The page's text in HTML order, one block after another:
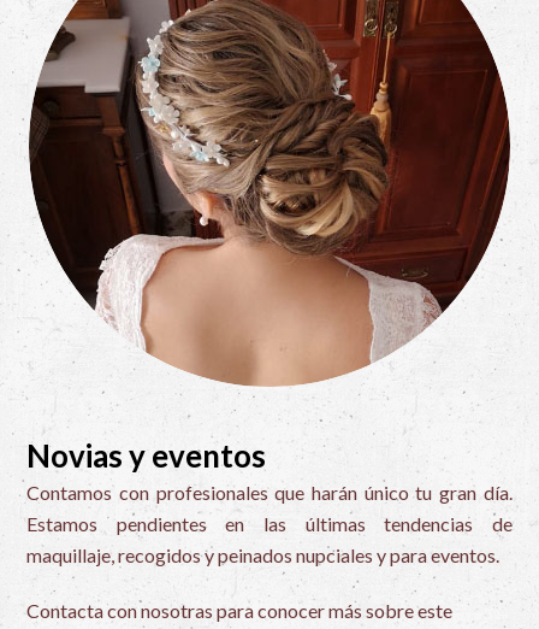
Novias y eventos
Contamos con profesionales que harán único tu gran día.
Estamos pendientes en las últimas tendencias de
maquillaje, recogidos y peinados nupciales y para eventos.
Contacta con nosotras para conocer más sobre este